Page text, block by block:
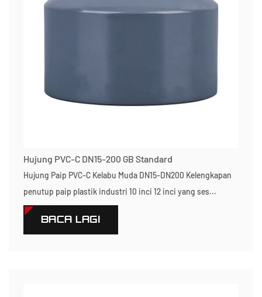
Hujung PVC-C DN15-200 GB Standard
Hujung Paip PVC-C Kelabu Muda DN15-DN200 Kelengkapan
penutup paip plastik industri 10 inci 12 inci yang ses...
BACA LAGI